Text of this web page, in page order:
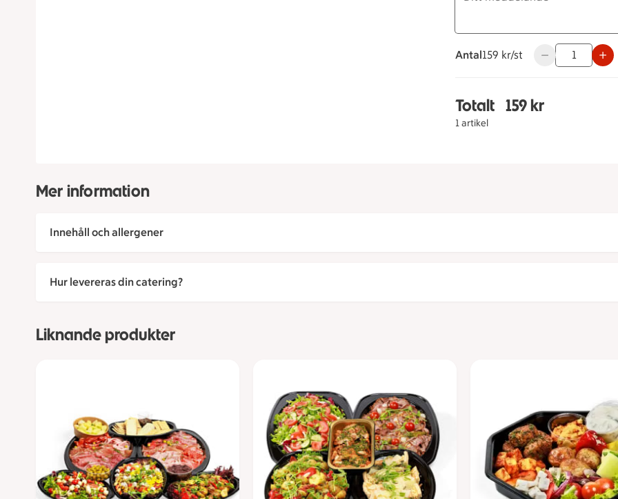
Antal
159 kronor styck
159 kr/st Använd
Totalt
1 artikel
Totalt 1 stycken
159 kr
Mer information
Innehåll och allergener
Hur levereras din catering?
Liknande produkter